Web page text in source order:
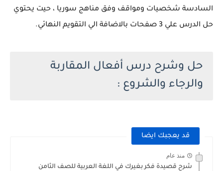
السادسة شخصيات ومواقف وفق مناهج سوريا ، حيت يحتوي
حل الدرس علي 3 صفحات بالاضافة الي التقويم النهائي.
حل وشرح درس أفعال المقاربة
والرجاء والشروع :
قد يعجبك ايضا
منذ عام
شرح قصيدة فكر بغيرك في اللغة العربية للصف الثامن